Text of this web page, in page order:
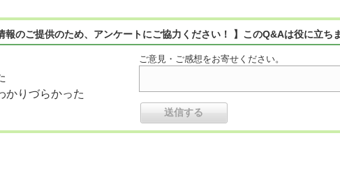
報のご提供のため、アンケートにご協力ください！ 】このQ&Aは役に立ち
かりづらかった
ご意見・ご感想をお寄せください。